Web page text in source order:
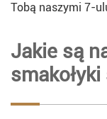
Tobą naszymi 7-
Jakie są